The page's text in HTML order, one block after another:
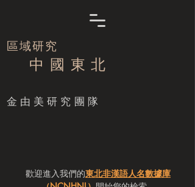
區域研究
中 國 東 北
​金由美研究團隊
歡迎進入我們的東北非漢語人名數據庫